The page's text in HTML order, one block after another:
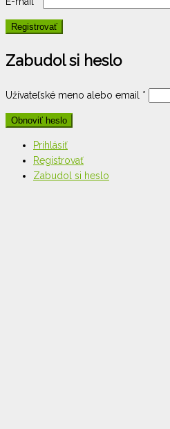
Zabudol si heslo
Užívateľské meno alebo email *
Prihlásiť
Registrovať
Zabudol si heslo